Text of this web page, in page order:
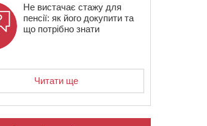
Не вистачає стажу для
пенсії: як його докупити та
що потрібно знати
Читати ще